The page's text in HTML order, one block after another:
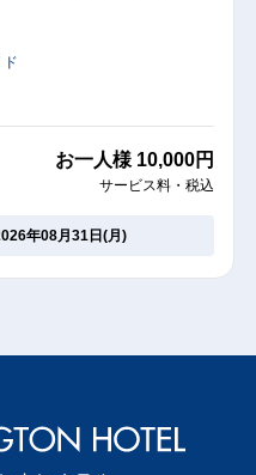
お一人様 10,000円
サービス料・税込
年08月31日(月)